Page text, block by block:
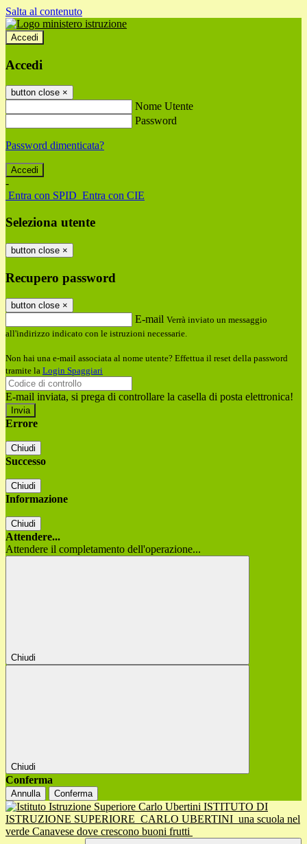
Salta al contenuto
Accedi
Accedi
button close ×
Nome Utente
Password
Password dimenticata?
-
Entra con SPID Entra con CIE
Seleziona utente
button close ×
Recupero password
button close ×
E-mail Verrà inviato un messaggio
all'indirizzo indicato con le istruzioni necessarie.
Non hai una e-mail associata al nome utente? Effettua il reset della password
tramite la Login Spaggiari
E-mail inviata, si prega di controllare la casella di posta elettronica!
Errore
Chiudi
Successo
Chiudi
Informazione
Chiudi
Attendere...
Attendere il completamento dell'operazione...
Chiudi
Chiudi
Conferma
Annulla Conferma
ISTITUTO DI
ISTRUZIONE SUPERIORE CARLO UBERTINI una scuola nel
verde Canavese dove crescono buoni frutti